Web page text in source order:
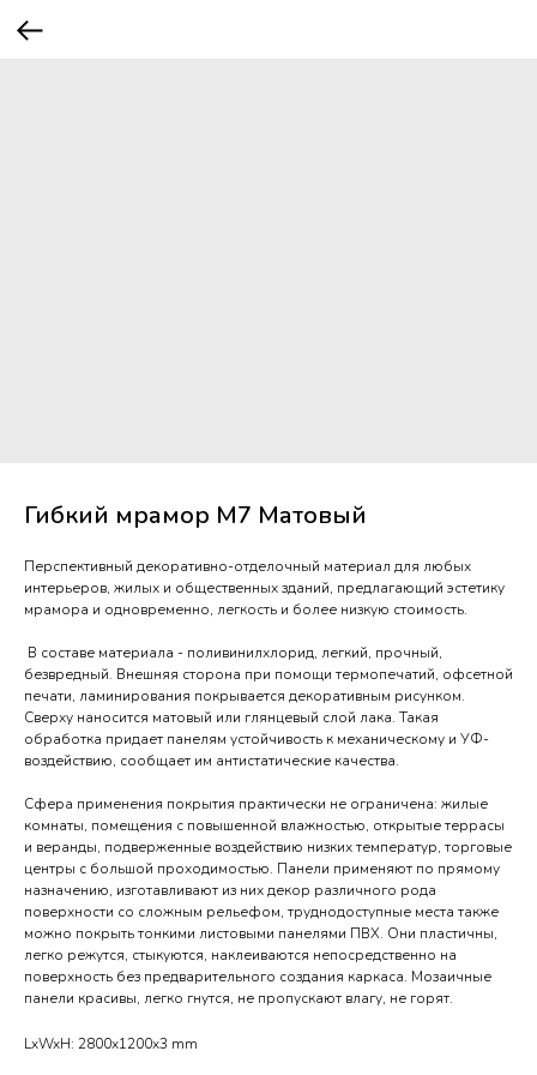
Гибкий мрамор М7 Матовый
Перспективный декоративно-отделочный материал для любых
интерьеров, жилых и общественных зданий, предлагающий эстетику
мрамора и одновременно, легкость и более низкую стоимость.
В составе материала - поливинилхлорид, легкий, прочный,
безвредный. Внешняя сторона при помощи термопечатий, офсетной
печати, ламинирования покрывается декоративным рисунком.
Сверху наносится матовый или глянцевый слой лака. Такая
обработка придает панелям устойчивость к механическому и УФ-
воздействию, сообщает им антистатические качества.
Сфера применения покрытия практически не ограничена: жилые
комнаты, помещения с повышенной влажностью, открытые террасы
и веранды, подверженные воздействию низких температур, торговые
центры с большой проходимостью. Панели применяют по прямому
назначению, изготавливают из них декор различного рода
поверхности со сложным рельефом, труднодоступные места также
можно покрыть тонкими листовыми панелями ПВХ. Они пластичны,
легко режутся, стыкуются, наклеиваются непосредственно на
поверхность без предварительного создания каркаса. Мозаичные
панели красивы, легко гнутся, не пропускают влагу, не горят.
LxWxH: 2800x1200x3 mm